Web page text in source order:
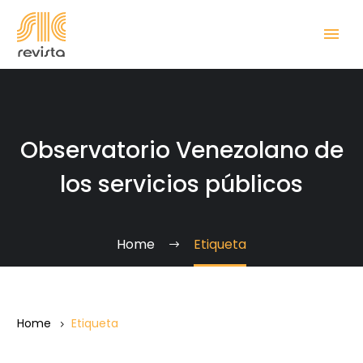
Observatorio Venezolano de
los servicios públicos
Home Etiqueta
Home Etiqueta